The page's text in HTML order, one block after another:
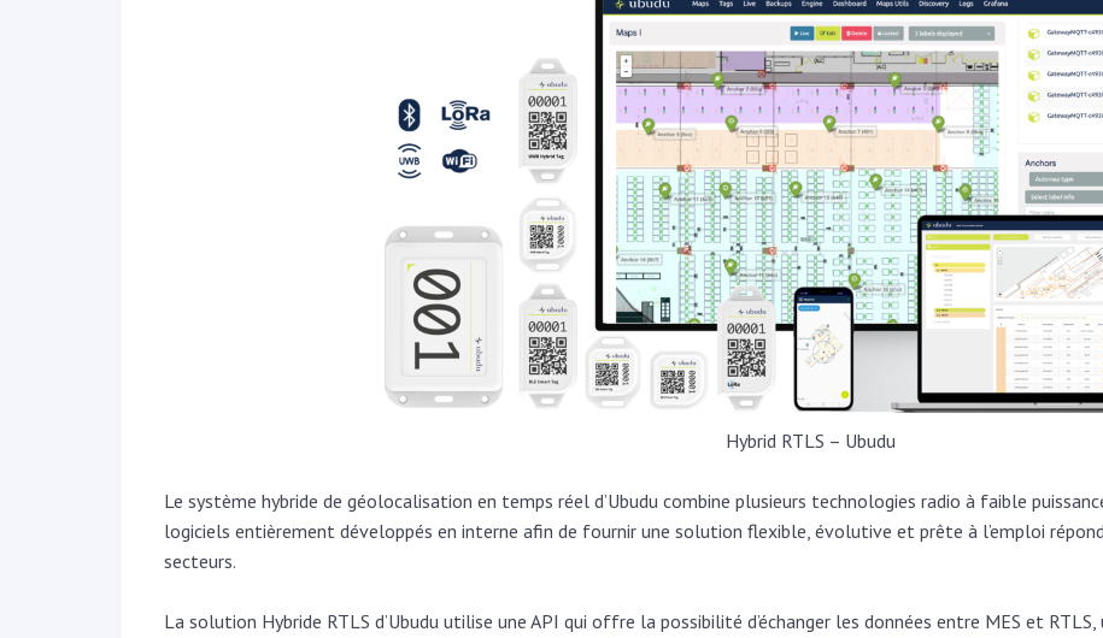
Hybrid RTLS – Ubudu
Le système hybride de géolocalisation en temps réel d’Ubudu combine plusieurs technologies radio à faible
logiciels entièrement développés en interne afin de fournir une solution flexible, évolutive et prête à l’emploi
secteurs.
La solution Hybride RTLS d’Ubudu utilise une API qui offre la possibilité d’échanger les données entre MES et